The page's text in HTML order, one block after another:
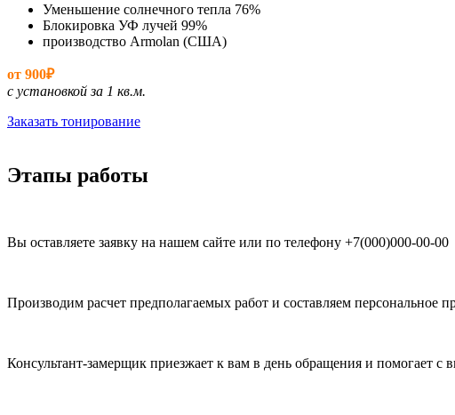
Уменьшение солнечного тепла 76%
Блокировка УФ лучей 99%
производство Armolan (США)
от 900₽
с установкой за 1 кв.м.
Заказать тонирование
Этапы работы
Вы оставляете заявку на нашем сайте или по телефону +7(000)000-00-00
Производим расчет предполагаемых работ и составляем персональное
Консультант-замерщик приезжает к вам в день обращения и помогает с